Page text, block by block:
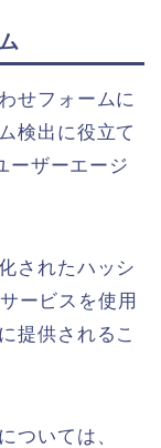
せフォームに
検出に役立て
ーザーエージ
されたハッシ
ービスを使用
提供されるこ
ついては、